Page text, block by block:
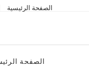
الصفحة الرئيسية
الصفحة